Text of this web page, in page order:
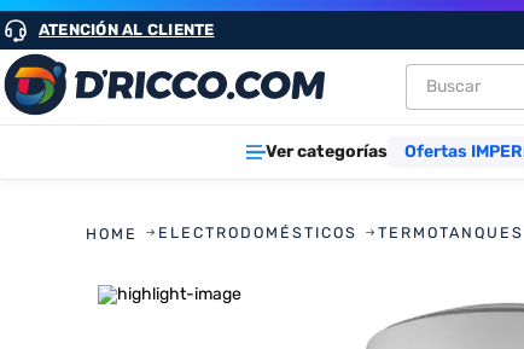
ATENCIÓN AL CLIENTE
Buscar
Ver categorías Ofertas
ELECTRODOMÉSTICOS
1.
cocinas